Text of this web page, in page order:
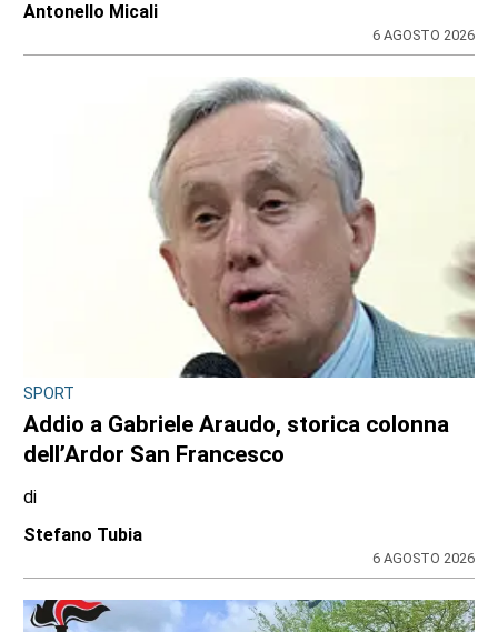
Antonello Micali
6 AGOSTO 2026
SPORT
Addio a Gabriele Araudo, storica colonna
dell’Ardor San Francesco
di
Stefano Tubia
6 AGOSTO 2026